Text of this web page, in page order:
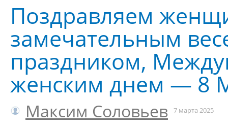
Поздравляем
замечательным
праздником,
женским днем — 8
Максим Соловьев 7 марта 2025